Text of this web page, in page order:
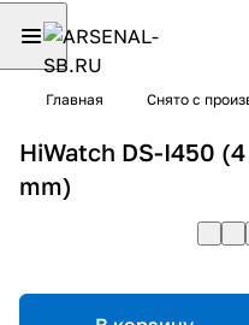
Главная Снято с
HiWatch DS-I450 (4
mm)